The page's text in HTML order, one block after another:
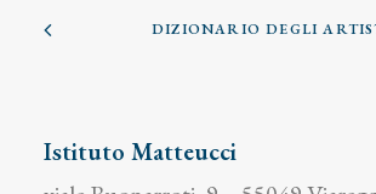
DIZIONARIO DEGLI
Istituto Matteucci